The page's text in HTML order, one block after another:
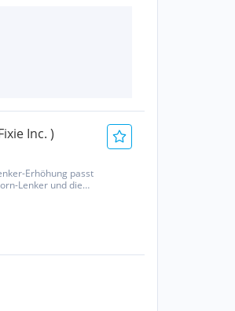
Inc. )
Erhöhung passt
Lenker und die